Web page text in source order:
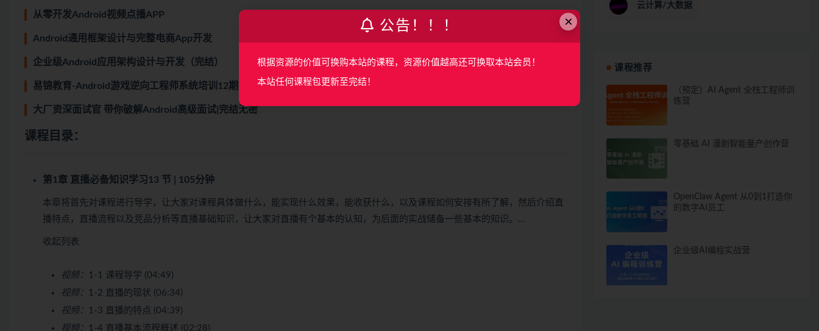
从零开发Android视频点播APP
Android通用框架设计与完整电商App开发
企业级Android应用架构设计与开发（完结）
易锦教育-Android游戏逆向工程师系统培训12期
大厂资深面试官 带你破解Android高级面试|完结无密
课程目录：
第1章 直播必备知识学习 13 节 | 105分钟
本章将首先对课程进行导学，让大家对课程具体做什么，能实现什么效果，能收获什么，以及课程如何安排有所了解，然后介绍直
播特点，直播流程以及竞品分析等直播基础知识，让大家对直播有个基本的认知，为后面的实战储备一些基本的知识。…
收起列表
视频：
1-1 课程导学 (04:49)
视频：
1-2 直播的现状 (06:34)
视频：
1-3 直播的特点 (04:39)
视频：
1-4 直播基本流程概述 (02:28)
云计算/大数据
课程推荐
（预定）AI Agent 全栈工程师训
练营
零基础 AI 漫剧智能量产创作营
OpenClaw Agent 从0到1打造你
的数字AI员工
企业级AI编程实战营
×
公告！！！
根据资源的价值可换购本站的课程，资源价值越高还可换取本站会员！
本站任何课程包更新至完结！